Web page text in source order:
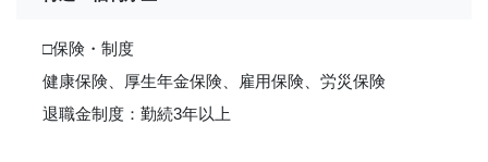
□保険・制度
健康保険、厚生年金保険、雇用保険、労災保険
退職金制度：勤続3年以上